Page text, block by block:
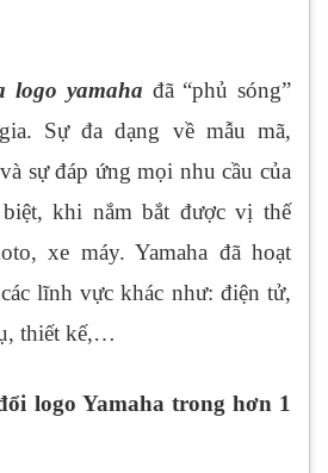
logo yamaha đã “phủ sóng”
Sự đa dạng về mẫu mã,
sự đáp ứng mọi nhu cầu của
khi nắm bắt được vị thế
xe máy. Yamaha đã hoạt
lĩnh vực khác như: điện tử,
thiết kế,…
logo Yamaha trong hơn 1